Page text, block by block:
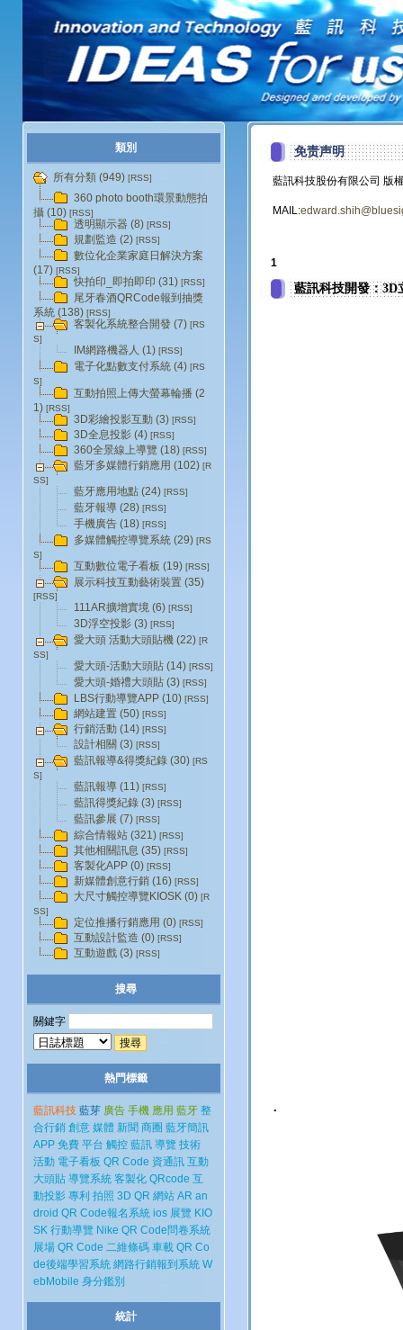
免责声明
藍訊科技股份有限公司
MAIL:
1
藍訊科技開發：3D
.
類別
所有分類 (949) [RSS]
360 photo booth環景動態拍
攝 (10) [RSS]
透明顯示器 (8) [RSS]
規劃監造 (2) [RSS]
數位化企業家庭日解決方案
(17) [RSS]
快拍印_即拍即印 (31) [RSS]
尾牙春酒QRCode報到抽獎
系統 (138) [RSS]
客製化系統整合開發 (7) [RS
S]
IM網路機器人 (1) [RSS]
電子化點數支付系統 (4) [RS
S]
互動拍照上傳大螢幕輪播 (2
1) [RSS]
3D彩繪投影互動 (3) [RSS]
3D全息投影 (4) [RSS]
360全景線上導覽 (18) [RSS]
藍牙多媒體行銷應用 (102) [R
SS]
藍牙應用地點 (24) [RSS]
藍牙報導 (28) [RSS]
手機廣告 (18) [RSS]
多媒體觸控導覽系統 (29) [RS
S]
互動數位電子看板 (19) [RSS]
展示科技互動藝術裝置 (35)
[RSS]
111AR擴增實境 (6) [RSS]
3D浮空投影 (3) [RSS]
愛大頭 活動大頭貼機 (22) [R
SS]
愛大頭-活動大頭貼 (14) [RSS]
愛大頭-婚禮大頭貼 (3) [RSS]
LBS行動導覽APP (10) [RSS]
網站建置 (50) [RSS]
行銷活動 (14) [RSS]
設計相關 (3) [RSS]
藍訊報導&得獎紀錄 (30) [RS
S]
藍訊報導 (11) [RSS]
藍訊得獎紀錄 (3) [RSS]
藍訊參展 (7) [RSS]
綜合情報站 (321) [RSS]
其他相關訊息 (35) [RSS]
客製化APP (0) [RSS]
新媒體創意行銷 (16) [RSS]
大尺寸觸控導覽KIOSK (0) [R
SS]
定位推播行銷應用 (0) [RSS]
互動設計監造 (0) [RSS]
互動遊戲 (3) [RSS]
搜尋
關鍵字
熱門標籤
藍訊科技 藍芽 廣告 手機 應用 藍牙 整
合行銷 創意 媒體 新聞 商圈 藍牙簡訊
APP 免費 平台 觸控 藍訊 導覽 技術
活動 電子看板 QR Code 資通訊 互動
大頭貼 導覽系統 客製化 QRcode 互
動投影 專利 拍照 3D QR 網站 AR an
droid QR Code報名系統 ios 展覽 KIO
SK 行動導覽 Nike QR Code問卷系統
展場 QR Code 二維條碼 車載 QR Co
de後端學習系統 網路行銷報到系統 W
ebMobile 身分鑑別
統計